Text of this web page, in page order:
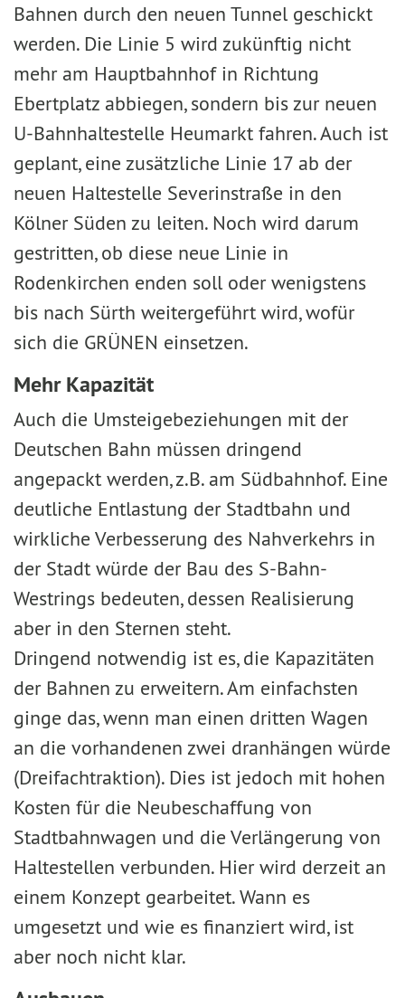
Bahnen durch den neuen Tunnel geschickt
werden. Die Linie 5 wird zukünftig nicht
mehr am Hauptbahnhof in Richtung
Ebertplatz abbiegen, sondern bis zur neuen
U-Bahnhaltestelle Heumarkt fahren. Auch ist
geplant, eine zusätzliche Linie 17 ab der
neuen Haltestelle Severinstraße in den
Kölner Süden zu leiten. Noch wird darum
gestritten, ob diese neue Linie in
Rodenkirchen enden soll oder wenigstens
bis nach Sürth weitergeführt wird, wofür
sich die GRÜNEN einsetzen.
Mehr Kapazität
Auch die Umsteigebeziehungen mit der
Deutschen Bahn müssen dringend
angepackt werden, z.B. am Südbahnhof. Eine
deutliche Entlastung der Stadtbahn und
wirkliche Verbesserung des Nahverkehrs in
der Stadt würde der Bau des S-Bahn-
Westrings bedeuten, dessen Realisierung
aber in den Sternen steht.
Dringend notwendig ist es, die Kapazitäten
der Bahnen zu erweitern. Am einfachsten
ginge das, wenn man einen dritten Wagen
an die vorhandenen zwei dranhängen würde
(Dreifachtraktion). Dies ist jedoch mit hohen
Kosten für die Neubeschaffung von
Stadtbahnwagen und die Verlängerung von
Haltestellen verbunden. Hier wird derzeit an
einem Konzept gearbeitet. Wann es
umgesetzt und wie es finanziert wird, ist
aber noch nicht klar.